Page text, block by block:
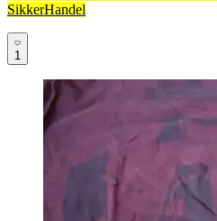
SikkerHandel
1